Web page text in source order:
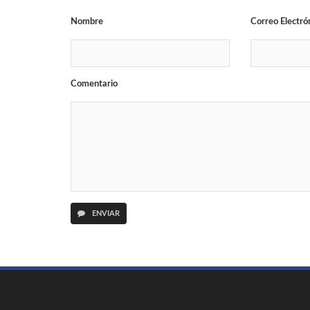
Nombre Correo
Comentario
ENVIAR